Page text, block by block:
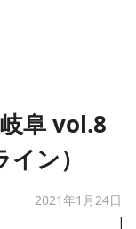
阜 vol.8
ン）
2021年1月24日